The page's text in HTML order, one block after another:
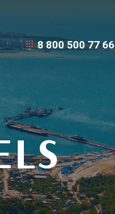
8 800 500 77 66